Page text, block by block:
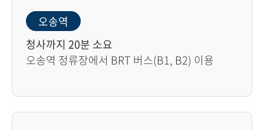
오송역
청사까지 20분 소요
오송역 정류장에서 BRT 버스(B1, B2) 이용